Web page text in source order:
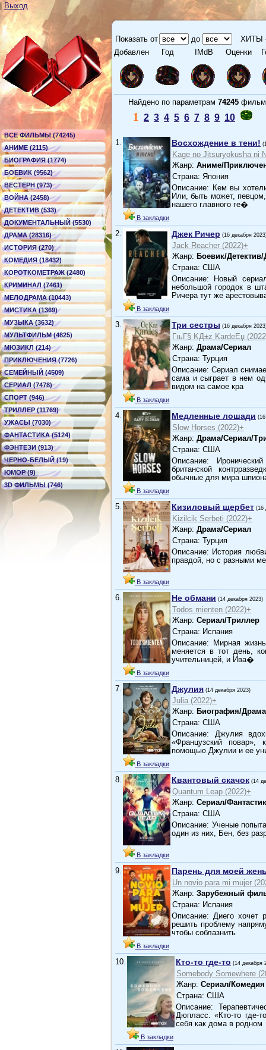
Выход
ВСЕ ФИЛЬМЫ (74245)
АНИМЕ (2115)
БИОГРАФИЯ (1774)
БОЕВИК (9562)
ВЕСТЕРН (973)
ВОЙНА (2458)
ДЕТЕКТИВ (533)
ДОКУМЕНТАЛЬНЫЙ (5530)
ДРАМА (28316)
ИСТОРИЯ (270)
КОМЕДИЯ (18432)
КОРОТКОМЕТРАЖ (2480)
КРИМИНАЛ (7461)
МЕЛОДРАМА (10443)
МИСТИКА (1369)
МУЗЫКА (3632)
МУЛЬТФИЛЬМ (4825)
МЮЗИКЛ (214)
ПРИКЛЮЧЕНИЯ (7726)
СЕМЕЙНЫЙ (4509)
СЕРИАЛ (7478)
СПОРТ (946)
ТРИЛЛЕР (11769)
УЖАСЫ (7030)
ФАНТАСТИКА (5124)
ФЭНТЕЗИ (913)
ЧЕРНО-БЕЛЫЙ (19)
ЮМОР (9)
3D ФИЛЬМЫ (746)
Показать от до
ХИТЫ
Добавлен Год IMdB Оценки
Найдено по параметрам 74245
1 2 3 4 5 6 7 8 9 10
1.
В закладки
Восхождение в тени!
Kage no Jitsuryokusha ni
Жанр: Аниме/
Страна: Япония
Описание: Кем вы
Или, быть может,
нашего главного ге�
2.
В закладки
Джек Ричер (16 декабря
Jack Reacher (2022)+
Жанр: Боевик/
Страна: США
Описание: Новый
небольшой городок в
Ричера тут же
3.
В закладки
Три сестры (16 декабря
ГњГ§ KД±z KardeЕџ
Жанр: Драма/Сериал
Страна: Турция
Описание: Сериал
сама и сыграет в нем
видом на самое кра
4.
В закладки
Медленные лошади
Slow Horses (2022)+
Жанр: Драма/Сериал/
Страна: США
Описание:
британской
обычные для мира
5.
В закладки
Кизиловый щербет (16
Kizilcik Serbeti (2022)+
Жанр: Драма/Сериал
Страна: Турция
Описание: История
правдой, но с разными
6.
В закладки
Не обмани (14 декабря 2023)
Todos mienten (2022)+
Жанр: Сериал/Триллер
Страна: Испания
Описание: Мирная
меняется в тот день,
учительницей, и Ива�
7.
В закладки
Джулия (14 декабря 2023)
Julia (2022)+
Жанр: Биография/
Страна: США
Описание: Джулия
«Французский повар»,
помощью Джулии и ее
8.
В закладки
Квантовый скачок (14
Quantum Leap (2022)+
Жанр: Сериал/
Страна: США
Описание: Ученые
один из них, Бен, без
9.
В закладки
Парень для моей
Un novio para mi mujer
Жанр: Зарубежный
Страна: Испания
Описание: Диего хочет
решить проблему
чтобы соблазнить
10.
В закладки
Кто-то где-то (14 декабря
Somebody Somewhere
Жанр: Сериал/Комедия
Страна: США
Описание:
Дюпласс. «Кто-то где-
себя как дома в родном